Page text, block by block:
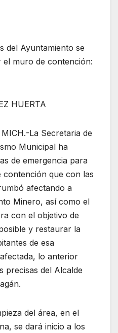
del Ayuntamiento se
muro de contención:
HUERTA
La Secretaria de
Municipal ha
de emergencia para
que con las
afectando a
Minero, así como el
con el objetivo de
y restaurar la
de esa
lo anterior
precisas del Alcalde
del área, en el
se dará inicio a los